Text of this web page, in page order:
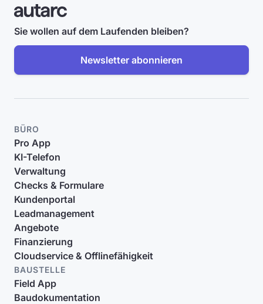
Sie wollen auf dem Laufenden bleiben?
Newsletter abonnieren
BÜRO
Pro App
KI-Telefon
Verwaltung
Checks & Formulare
Kundenportal
Leadmanagement
Angebote
Finanzierung
Cloudservice & Offlinefähigkeit
BAUSTELLE
Field App
Baudokumentation